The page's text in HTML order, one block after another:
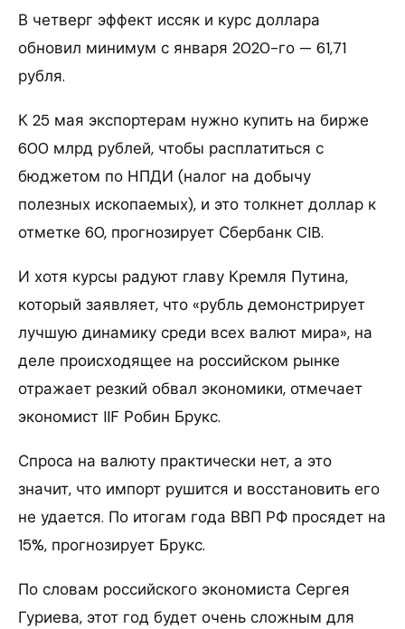
В четверг эффект иссяк и курс доллара
обновил минимум с января 2020-го — 61,71
рубля.
К 25 мая экспортерам нужно купить на бирже
600 млрд рублей, чтобы расплатиться с
бюджетом по НПДИ (налог на добычу
полезных ископаемых), и это толкнет доллар к
отметке 60, прогнозирует Сбербанк CIB.
И хотя курсы радуют главу Кремля Путина,
который заявляет, что «рубль демонстрирует
лучшую динамику среди всех валют мира», на
деле происходящее на российском рынке
отражает резкий обвал экономики, отмечает
экономист IIF Робин Брукс.
Спроса на валюту практически нет, а это
значит, что импорт рушится и восстановить его
не удается. По итогам года ВВП РФ просядет на
15%, прогнозирует Брукс.
По словам российского экономиста Сергея
Гуриева, этот год будет очень сложным для